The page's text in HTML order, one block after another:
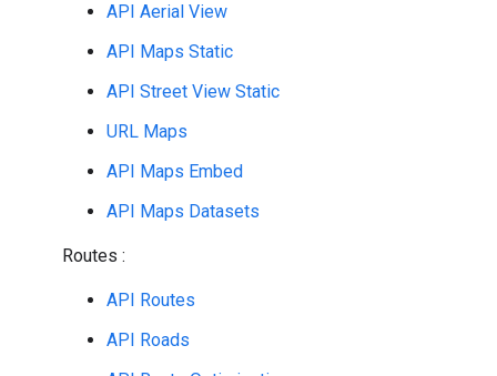
API Aerial View
API Maps Static
API Street View Static
URL Maps
API Maps Embed
API Maps Datasets
Routes :
API Routes
API Roads